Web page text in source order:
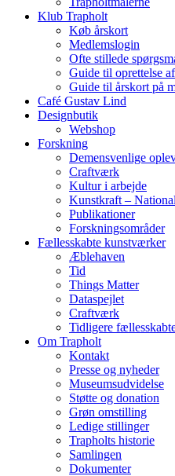
Klub Trapholt
Køb årskort
Medlemslogin
Ofte stillede
Guide til oprettelse
Guide til årskort på
Café Gustav Lind
Designbutik
Webshop
Forskning
Demensvenlige
Craftværk
Kultur i arbejde
Kunstkraft –
Publikationer
Forskningsområder
Fællesskabte kunstværker
Æblehaven
Tid
Things Matter
Dataspejlet
Craftværk
Tidligere
Om Trapholt
Kontakt
Presse og nyheder
Museumsudvidelse
Støtte og donation
Grøn omstilling
Ledige stillinger
Trapholts historie
Samlingen
Dokumenter